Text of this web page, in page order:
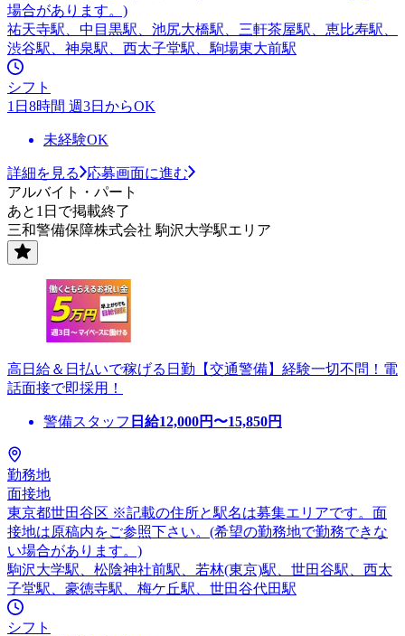
場合があります。)
祐天寺駅、中目黒駅、池尻大橋駅、三軒茶屋駅、恵比寿駅、
渋谷駅、神泉駅、西太子堂駅、駒場東大前駅
シフト
1日8時間 週3日からOK
未経験OK
詳細を見る
応募画面に進む
アルバイト・パート
あと1日で掲載終了
三和警備保障株式会社 駒沢大学駅エリア
高日給＆日払いで稼げる日勤【交通警備】経験一切不問！電
話面接で即採用！
警備スタッフ 日給12,000円〜15,850円
勤務地
面接地
東京都世田谷区 ※記載の住所と駅名は募集エリアです。面
接地は原稿内をご参照下さい。(希望の勤務地で勤務できな
い場合があります。)
駒沢大学駅、松陰神社前駅、若林(東京)駅、世田谷駅、西太
子堂駅、豪徳寺駅、梅ケ丘駅、世田谷代田駅
シフト